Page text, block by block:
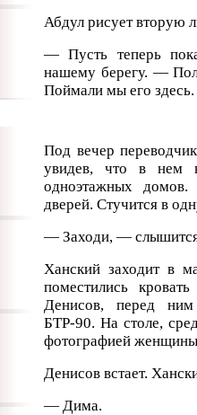
Абдул рисует вторую
— Пусть теперь
нашему берегу. —
Поймали мы его здесь.
Под вечер
увидев, что в нем
одноэтажных
дверей. Стучится в
— Заходи, —
Ханский заходит в
поместились
Денисов, перед ним
БТР-90. На столе,
фотографией
Денисов встает.
— Дима.